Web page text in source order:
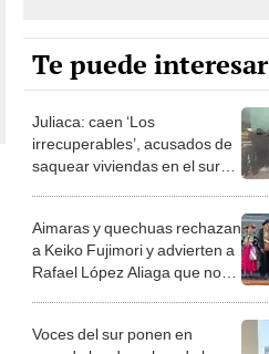
Te puede interesar
Juliaca: caen ‘Los
irrecuperables’, acusados de
saquear viviendas en el sur
Aimaras y quechuas rechazan
a Keiko Fujimori y advierten a
Rafael López Aliaga que no
Voces del sur ponen en